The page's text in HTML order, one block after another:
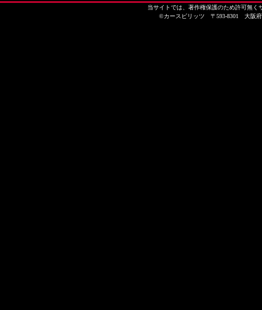
当サイトでは、著作権保護のため許可無
©カースピリッツ 〒593-8301 大阪府